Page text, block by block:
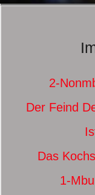
2-
Der Feind
Das
1-